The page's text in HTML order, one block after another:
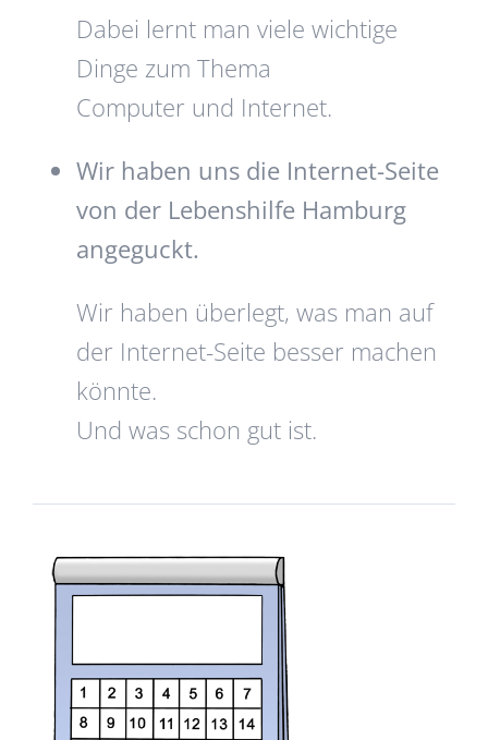
Dabei lernt man viele wichtige
Dinge zum Thema
Computer und Internet.
Wir haben uns die Internet-Seite
von der Lebenshilfe Hamburg
angeguckt.
Wir haben überlegt, was man auf
der Internet-Seite besser machen
könnte.
Und was schon gut ist.